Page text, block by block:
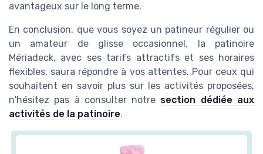
avantageux sur le long terme.
En conclusion, que vous soyez un patineur régulier ou
un amateur de glisse occasionnel, la patinoire
Mériadeck, avec ses tarifs attractifs et ses horaires
flexibles, saura répondre à vos attentes. Pour ceux qui
souhaitent en savoir plus sur les activités proposées,
n'hésitez pas à consulter notre section dédiée aux
activités de la patinoire.